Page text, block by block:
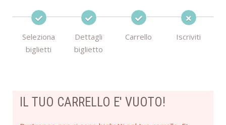
Seleziona
biglietti
Dettagli
biglietto
Carrello Iscriviti
IL TUO CARRELLO E' VUOTO!